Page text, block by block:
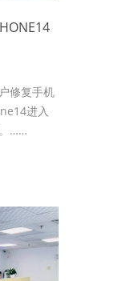
修复手机
进入
……